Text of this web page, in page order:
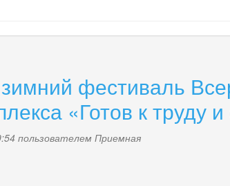
фестиваль
«Готов к труду
пользователем Приемная